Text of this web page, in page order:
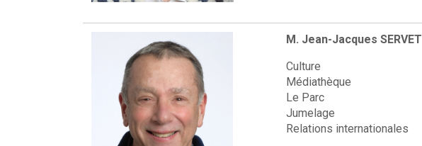
M. Jean-Jacques
Culture
Médiathèque
Le Parc
Jumelage
Relations internationales